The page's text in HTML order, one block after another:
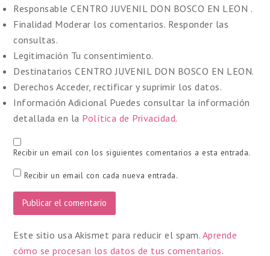
Responsable CENTRO JUVENIL DON BOSCO EN LEON .
Finalidad Moderar los comentarios. Responder las
consultas.
Legitimación Tu consentimiento.
Destinatarios CENTRO JUVENIL DON BOSCO EN LEON.
Derechos Acceder, rectificar y suprimir los datos.
Información Adicional Puedes consultar la información
detallada en la Política de Privacidad.
Recibir un email con los siguientes comentarios a esta entrada.
Recibir un email con cada nueva entrada.
Este sitio usa Akismet para reducir el spam. Aprende
cómo se procesan los datos de tus comentarios.